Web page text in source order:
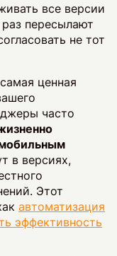
все версии
пересылают
не тот
ценная
часто
в версиях,
Этот
автоматизация
эффективность